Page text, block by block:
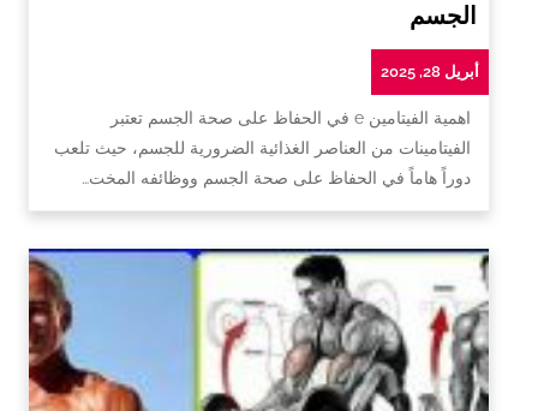
الجسم
أبريل 28, 2025
اهمية الفيتامين e في الحفاظ على صحة الجسم تعتبر
الفيتامينات من العناصر الغذائية الضرورية للجسم، حيث تلعب
دوراً هاماً في الحفاظ على صحة الجسم ووظائفه المخت…